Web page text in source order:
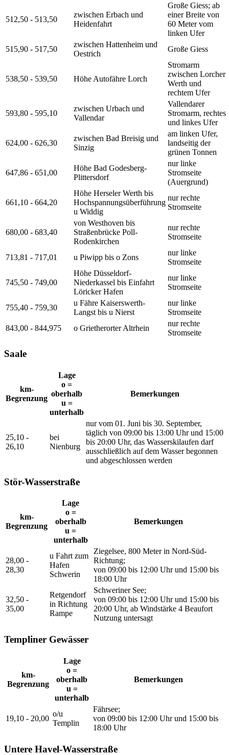
512,50 - 513,50
zwischen Erbach und
Heidenfahrt
Große Giess; ab
einer Breite von
60 Meter vom
linken Ufer
515,90 - 517,50
zwischen Hattenheim und
Oestrich
Große Giess
538,50 - 539,50 Höhe Autofähre Lorch
Stromarm
zwischen Lorcher
Werth und
rechtem Ufer
593,80 - 595,10
zwischen Urbach und
Vallendar
Vallendarer
Stromarm, rechtes
und linkes Ufer
624,00 - 626,30
zwischen Bad Breisig und
Sinzig
am linken Ufer,
landseitig der
grünen Tonnen
647,86 - 651,00
Höhe Bad Godesberg-
Plittersdorf
nur linke
Stromseite
(Auergrund)
661,10 - 664,20
Höhe Herseler Werth bis
Hochspannungsüberführung
u Widdig
nur rechte
Stromseite
680,00 - 683,40
von Westhoven bis
Straßenbrücke Poll-
Rodenkirchen
nur rechte
Stromseite
713,81 - 717,01 u Piwipp bis o Zons
nur linke
Stromseite
745,50 - 749,00
Höhe Düsseldorf-
Niederkassel bis Einfahrt
Löricker Hafen
nur linke
Stromseite
755,40 - 759,30
u Fähre Kaiserswerth-
Langst bis u Nierst
nur linke
Stromseite
843,00 - 844,975
o Grietherorter Altrhein
nur rechte
Stromseite
Saale
km-
Begrenzung
Lage
o =
oberhalb
u =
unterhalb
Bemerkungen
25,10 -
26,10
bei
Nienburg
nur vom 01. Juni bis 30. September,
täglich von 09:00 bis 13:00 Uhr und 15:00
bis 20:00 Uhr, das Wasserskilaufen darf
ausschließlich auf dem Wasser begonnen
und abgeschlossen werden
Stör-Wasserstraße
km-
Begrenzung
Lage
o =
oberhalb
u =
unterhalb
Bemerkungen
28,00 -
28,30
u Fahrt zum
Hafen
Schwerin
Ziegelsee, 800 Meter in Nord-Süd-
Richtung;
von 09:00 bis 12:00 Uhr und 15:00 bis
18:00 Uhr
32,50 -
35,00
Retgendorf
in Richtung
Rampe
Schweriner See;
von 09:00 bis 12:00 Uhr und 15:00 bis
20:00 Uhr, ab Windstärke 4 Beaufort
Nutzung untersagt
Templiner Gewässer
km-
Begrenzung
Lage
o =
oberhalb
u =
unterhalb
Bemerkungen
19,10 - 20,00
o/u
Templin
Fährsee;
von 09:00 bis 12:00 Uhr und 15:00 bis
18:00 Uhr
Untere Havel-Wasserstraße